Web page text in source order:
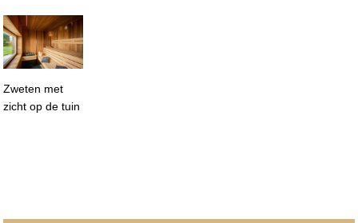
Zweten met
zicht op de tuin